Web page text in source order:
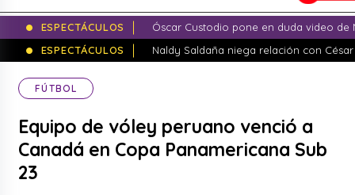
ESPECTÁCULOS
Óscar Custodio pone en duda video de
ESPECTÁCULOS
Naldy Saldaña niega relación con
FÚTBOL
Equipo de vóley peruano venció a
Canadá en Copa Panamericana Sub
23